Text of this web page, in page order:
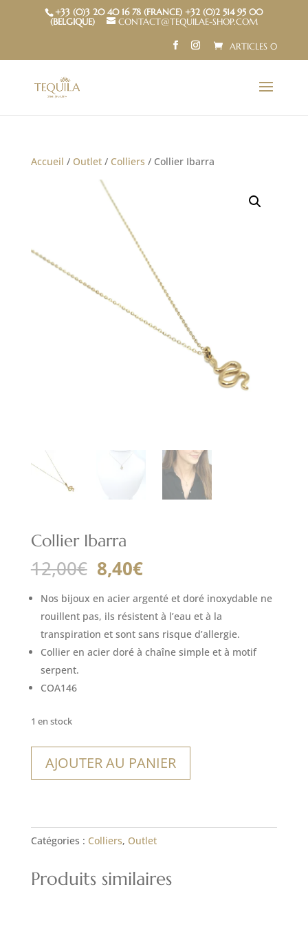
+33 (0)3 20 40 16 78 (FRANCE) +32 (0)2 514 95 00
(BELGIQUE)
CONTACT@TEQUILAE-SHOP.COM
ARTICLES 0
Accueil / Outlet/ Colliers / Collier Ibarra
Collier Ibarra
12,00€ Le
prix
initial
était :
12,00€.
8,40€Le
actuel
est :
8,40€.
Nos bijoux en acier argenté et doré inoxydable ne
rouillent pas, ils résistent à l’eau et à la
transpiration et sont sans risque d’allergie.
Collier en acier doré à chaîne simple et à motif
serpent.
COA146
1 en stock
AJOUTER AU PANIER
Catégories : Colliers, Outlet
Produits similaires